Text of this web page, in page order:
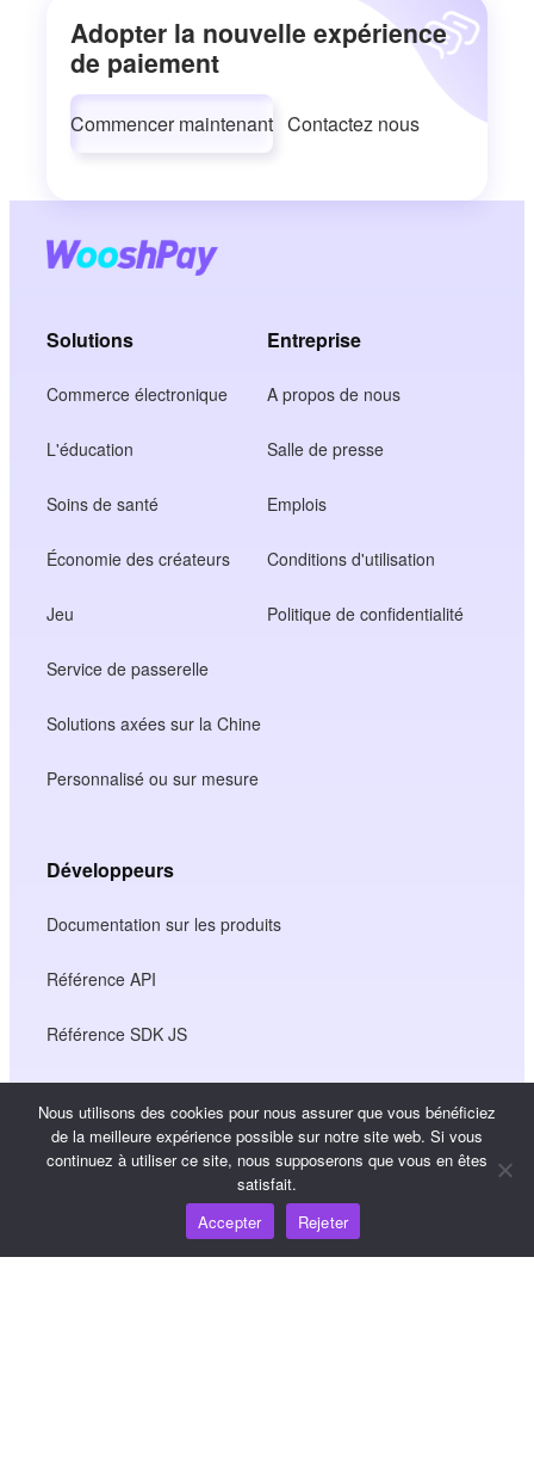
Adopter la nouvelle expérience
de paiement
Commencer maintenant Contactez nous
Solutions
Commerce électronique
L'éducation
Soins de santé
Économie des créateurs
Jeu
Service de passerelle
Solutions axées sur la Chine
Personnalisé ou sur mesure
Entreprise
A propos de nous
Salle de presse
Emplois
Conditions d'utilisation
Politique de confidentialité
Développeurs
Documentation sur les produits
Référence API
Référence SDK JS
Ressources
Carrefour de connaissances
Nous utilisons des cookies pour nous assurer que vous bénéficiez
de la meilleure expérience possible sur notre site web. Si vous
continuez à utiliser ce site, nous supposerons que vous en êtes
satisfait.
Accepter
Rejeter